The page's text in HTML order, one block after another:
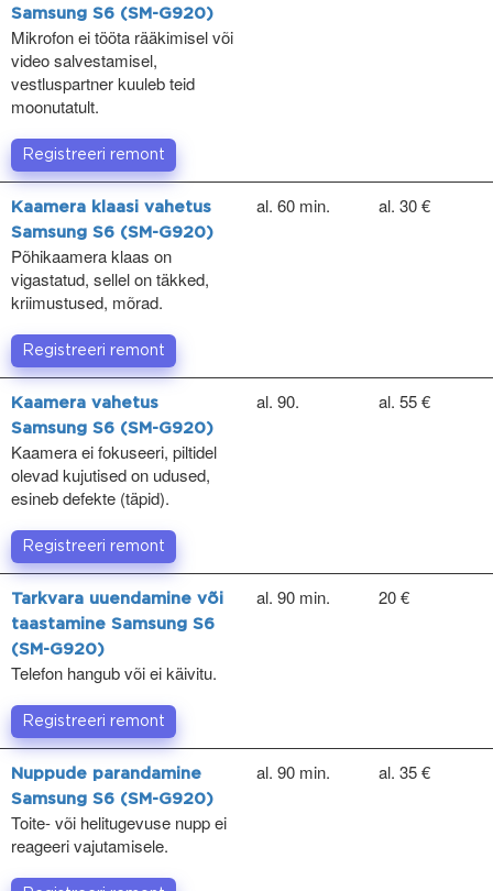
Samsung S6 (SM-G920)
Mikrofon ei tööta rääkimisel või
video salvestamisel,
vestluspartner kuuleb teid
moonutatult.
Registreeri remont
Kaamera klaasi vahetus
Samsung S6 (SM-G920)
Põhikaamera klaas on
vigastatud, sellel on täkked,
kriimustused, mõrad.
al. 60 min. al. 30 €
Registreeri remont
Kaamera vahetus
Samsung S6 (SM-G920)
Kaamera ei fokuseeri, piltidel
olevad kujutised on udused,
esineb defekte (täpid).
al. 90. al. 55 €
Registreeri remont
Tarkvara uuendamine või
taastamine Samsung S6
(SM-G920)
Telefon hangub või ei käivitu.
al. 90 min. 20 €
Registreeri remont
Nuppude parandamine
Samsung S6 (SM-G920)
Toite- või helitugevuse nupp ei
reageeri vajutamisele.
al. 90 min. al. 35 €